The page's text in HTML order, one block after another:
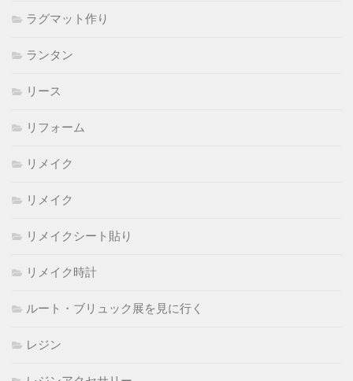
ラグマット作り
ランタン
リース
リフォーム
リメイク
リメイク
リメイクシート貼り
リメイク時計
ルート・ブリュック展を見に行く
レジン